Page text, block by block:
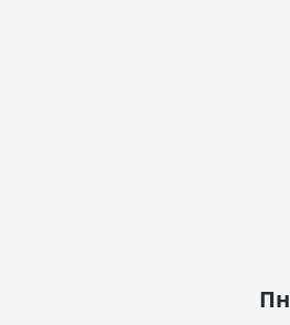
Пн